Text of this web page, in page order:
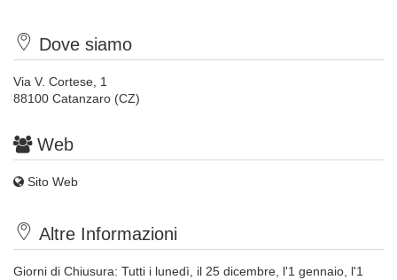
Dove siamo
Via V. Cortese, 1
88100 Catanzaro (CZ)
Web
Sito Web
Altre Informazioni
Giorni di Chiusura: Tutti i lunedì, il 25 dicembre, l'1 gennaio, l'1